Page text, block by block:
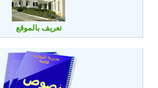
تعريف بالموقع